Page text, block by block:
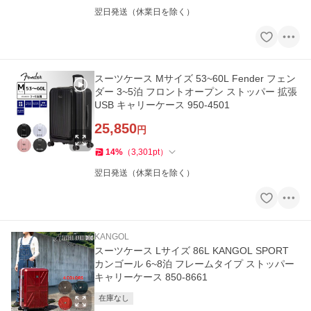
翌日発送（休業日を除く）
スーツケース Mサイズ 53~60L Fender フェン
ダー 3~5泊 フロントオープン ストッパー 拡張
USB キャリーケース 950-4501
25,850円
14% （3,301pt）
翌日発送（休業日を除く）
KANGOL
スーツケース Lサイズ 86L KANGOL SPORT
カンゴール 6~8泊 フレームタイプ ストッパー
キャリーケース 850-8661
在庫なし